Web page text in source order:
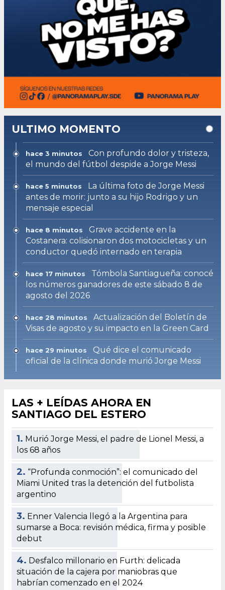
ULTIMO MOMENTO
hace 3 minutos
Con profundo dolor y tristeza,
el mundo del fútbol despide a Jorge Messi
hace 5 minutos
La última foto de Jorge Messi
antes de morir: junto a su hijo Rodrigo y un
mensaje especial
hace 8 minutos
Grave accidente en la
Costanera: colisionaron dos motocicletas y un
conductor quedó internado en terapia
hace 17 minutos
Tómbola Santiagueña: conocé
los números ganadores de este sábado 8 de
agosto del 2026
hace 28 minutos
Actualización del Boletín de
Visas de agosto y su impacto en la Green Card
hace 29 minutos
Qué dice el comunicado
oficial de la clínica donde murió Jorge Messi
LAS + LEÍDAS AHORA EN
SANTIAGO DEL ESTERO
1. Murió Jorge Messi, el padre de Lionel Messi, a
los 68 años
2. “Profunda conmoción”: el comunicado del
Miami United tras la detención del futbolista
argentino
3. Enner Valencia llegó a la Argentina para
sumarse a Boca: revisión médica, firma y posible
debut
4. Desfalco millonario en Furth: delicada
situación de la cajera por maniobras que
habrían comenzado en el 2024